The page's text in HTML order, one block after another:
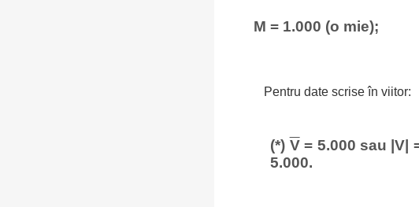
M = 1.000 (o mie);
Pentru date scrise în viitor:
(*) V= 5.000 sau |V|
5.000.